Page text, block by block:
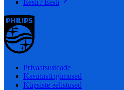
Eesti / Eesti
Privaatsusteade
Kasutustingimused
Küpsiste eelistused